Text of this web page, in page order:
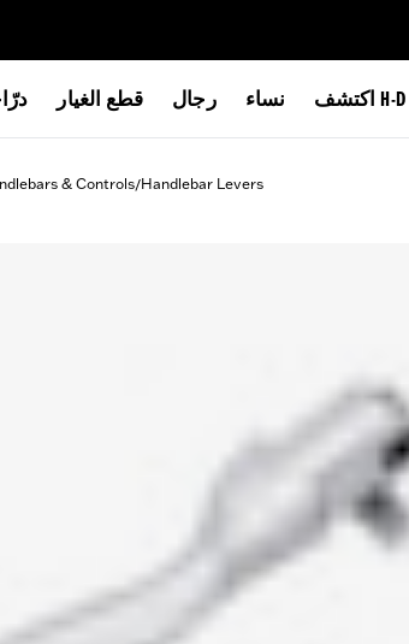
قطع الغيار رجال نساء اكتشف H-D
& Controls/Handlebar Levers